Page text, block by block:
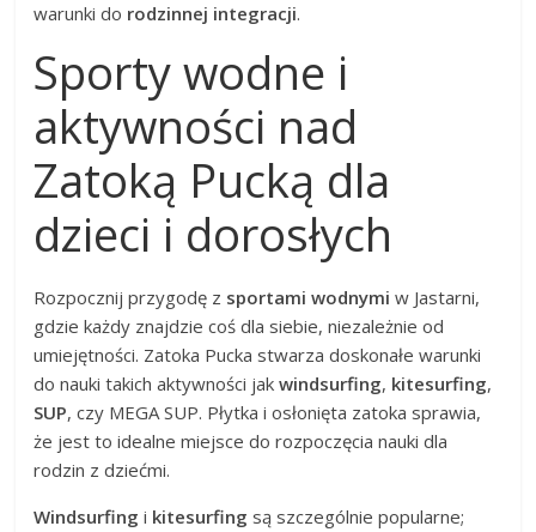
warunki do rodzinnej integracji.
Sporty wodne i
aktywności nad
Zatoką Pucką dla
dzieci i dorosłych
Rozpocznij przygodę z sportami wodnymi w Jastarni,
gdzie każdy znajdzie coś dla siebie, niezależnie od
umiejętności. Zatoka Pucka stwarza doskonałe warunki
do nauki takich aktywności jakwindsurfing, kitesurfing,
SUP, czy MEGA SUP. Płytka i osłonięta zatoka sprawia,
że jest to idealne miejsce do rozpoczęcia nauki dla
rodzin z dziećmi.
Windsurfing i kitesurfing są szczególnie popularne;